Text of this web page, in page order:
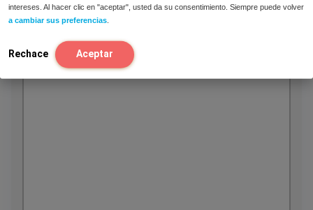
intereses. Al hacer clic en "aceptar", usted da su consentimiento. Siempre puede volver
a cambiar sus preferencias
Rechace Aceptar
Pregunta / comentarios